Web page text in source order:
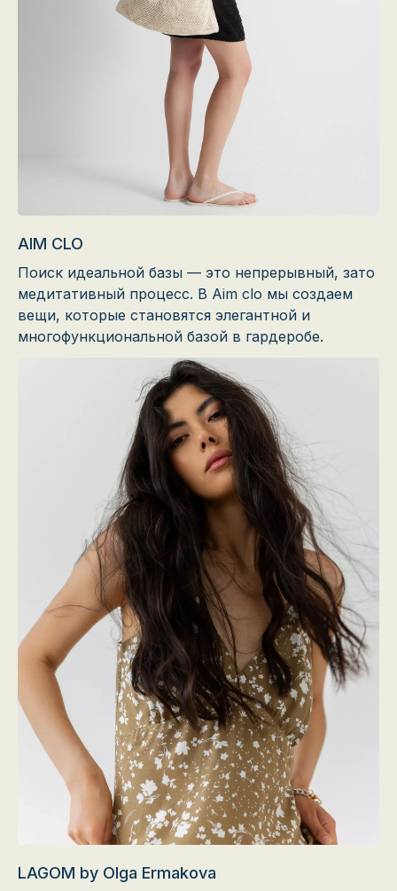
AIM CLO
Поиск идеальной базы — это непрерывный, зато
медитативный процесс. В Aim clo мы создаем
вещи, которые становятся элегантной и
многофункциональной базой в гардеробе.
LAGOM by Olga Ermakova